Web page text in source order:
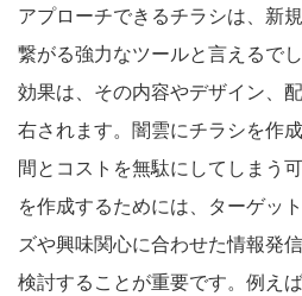
アプローチできるチラシは、新
繋がる強力なツールと言えるで
効果は、その内容やデザイン、
右されます。闇雲にチラシを作
間とコストを無駄にしてしまう
を作成するためには、ターゲッ
ズや興味関心に合わせた情報発
検討することが重要です。例え